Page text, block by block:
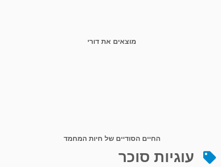
מוצאים את דורי
החיים הסודיים של חיות המחמד
עוגיות סוכר